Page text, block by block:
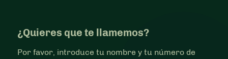
¿Quieres que te llamemos?
Por favor, introduce tu nombre y tu número de